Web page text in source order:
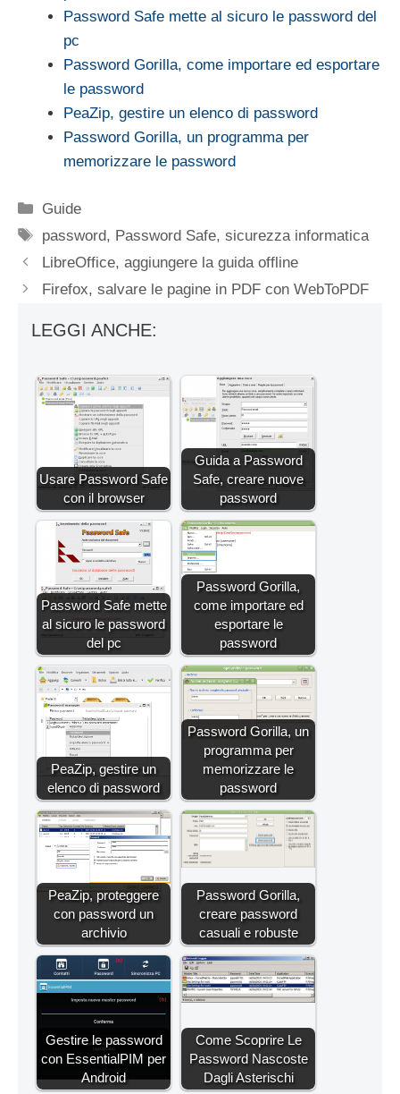
Password Safe mette al sicuro le password del
pc
Password Gorilla, come importare ed esportare
le password
PeaZip, gestire un elenco di password
Password Gorilla, un programma per
memorizzare le password
Categorie
Guide
Tag
password, Password Safe,sicurezza informatica
LibreOffice, aggiungere la guida offline
Firefox, salvare le pagine in PDF con WebToPDF
LEGGI ANCHE:
Usare Password Safe
con il browser
Guida a Password
Safe, creare nuove
password
Password Safe mette
al sicuro le password
del pc
Password Gorilla,
come importare ed
esportare le
password
PeaZip, gestire un
elenco di password
Password Gorilla, un
programma per
memorizzare le
password
PeaZip, proteggere
con password un
archivio
Password Gorilla,
creare password
casuali e robuste
Gestire le password
con EssentialPIM per
Android
Come Scoprire Le
Password Nascoste
Dagli Asterischi